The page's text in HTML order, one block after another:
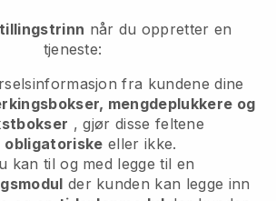
når du oppretter en
tjeneste:
fra kundene dine
mengdeplukkere og
, gjør disse feltene
obligatoriske eller ikke.
kan til og med legge til en
der kunden kan legge inn